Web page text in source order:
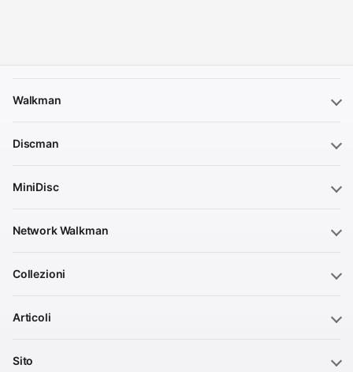
Walkman
Discman
MiniDisc
Network Walkman
Collezioni
Articoli
Sito